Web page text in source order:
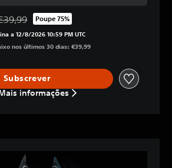
desconto em relação ao preço original
Poupe 75%
a 12/8/2026 10:59 PM UTC
nos últimos 30 dias: €39,99
Subscrever
informações